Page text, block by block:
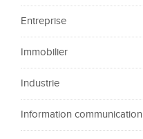
Entreprise
Immobilier
Industrie
Information communication